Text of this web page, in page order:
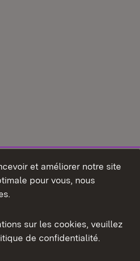
et améliorer notre site
pour vous, nous
sur les cookies, veuillez
de confidentialité.